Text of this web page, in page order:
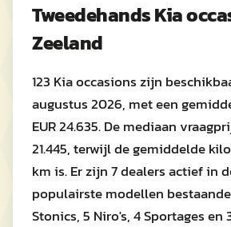
TweedehandsKia
Zeeland
123 Kia occasions zijn
augustus 2026, met een
EUR 24.635. De mediaan
21.445, terwijl de gemiddelde
km is. Er zijn 7 dealers actief in
populairste modellen bestaande
Stonics, 5 Niro's, 4 Sportages en